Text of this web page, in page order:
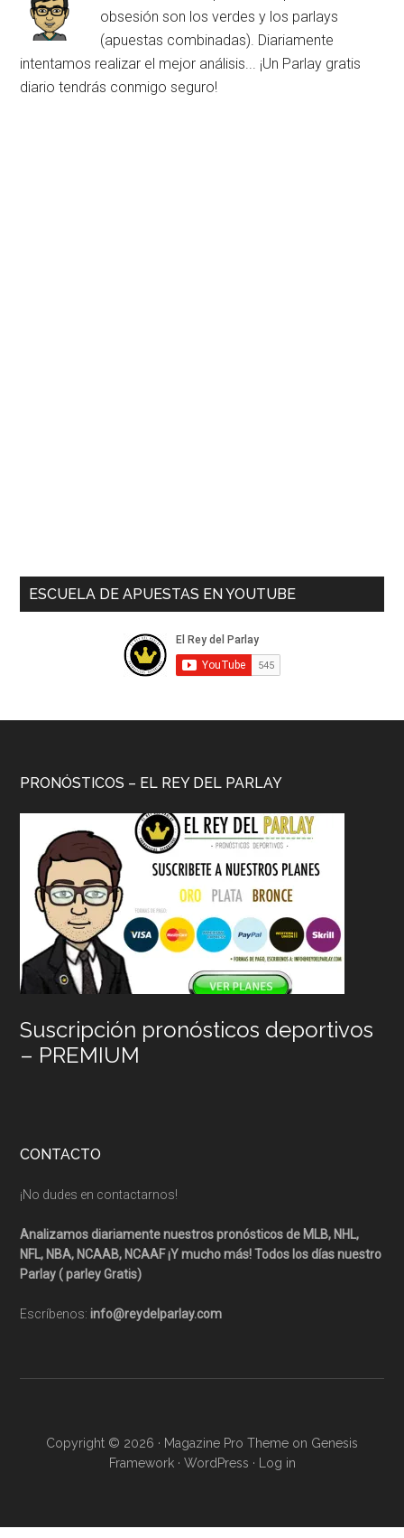
obsesión son los verdes y los parlays
(apuestas combinadas). Diariamente
intentamos realizar el mejor análisis... ¡Un Parlay gratis
diario tendrás conmigo seguro!
ESCUELA DE APUESTAS EN YOUTUBE
PRONÓSTICOS – EL REY DEL PARLAY
Suscripción pronósticos deportivos
– PREMIUM
CONTACTO
¡No dudes en contactarnos!
Analizamos diariamente nuestros pronósticos de MLB, NHL,
NFL, NBA, NCAAB, NCAAF ¡Y mucho más! Todos los días nuestro
Parlay ( parley Gratis)
Escríbenos:info@reydelparlay.com
Copyright © 2026 · Magazine Pro Theme on Genesis
Framework· WordPress · Log in